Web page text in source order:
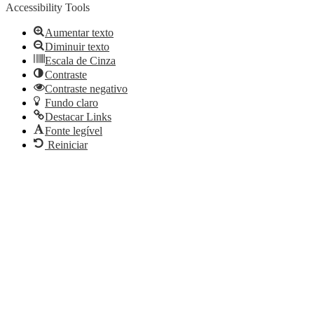
Accessibility Tools
Aumentar texto
Diminuir texto
Escala de Cinza
Contraste
Contraste negativo
Fundo claro
Destacar Links
Fonte legível
Reiniciar